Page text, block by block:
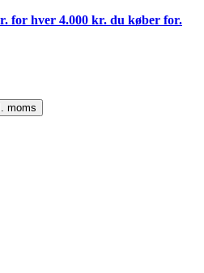
for hver 4.000 kr. du køber for.
moms